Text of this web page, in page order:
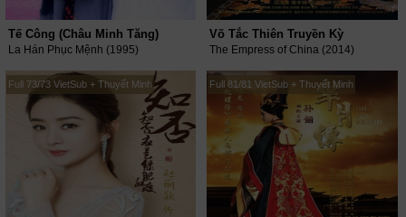
Tế Công (Châu Minh Tăng)
La Hán Phục Mệnh (1995)
Võ Tắc Thiên Truyền Kỳ
The Empress of China (2014)
Full 73/73 VietSub + Thuyết Minh Full 81/81 VietSub + Thuyết Minh